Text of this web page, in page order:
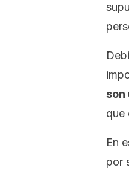
son
que
En
por